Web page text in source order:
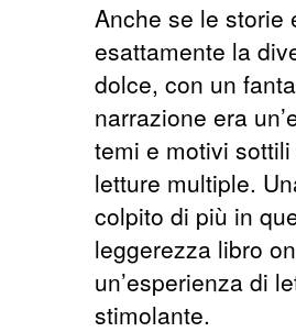
Anche se le storie
esattamente la
dolce, con un
narrazione era
temi e motivi
letture multiple.
colpito di più in
leggerezza libro
un’esperienza di
stimolante.